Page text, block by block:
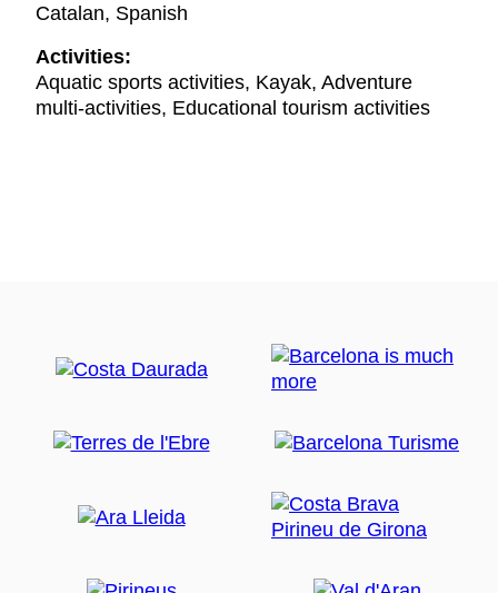
Catalan, Spanish
Activities:
Aquatic sports activities, Kayak, Adventure
multi-activities, Educational tourism activities